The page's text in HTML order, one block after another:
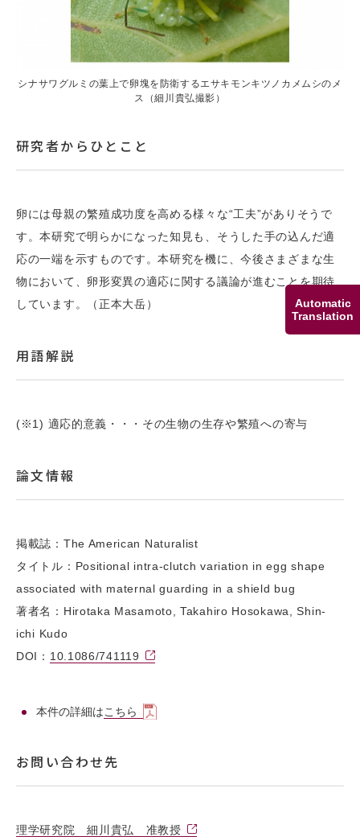
Automatic
Translation
シナサワグルミの葉上で卵塊を防衛するエサキモンキツノカメムシのメ
ス（細川貴弘撮影）
研究者からひとこと
卵には⺟親の繁殖成功度を⾼める様々な“工夫”がありそうで
す。本研究で明らかになった知⾒も、そうした手の込んだ適
応の⼀端を⽰すものです。本研究を機に、今後さまざまな⽣
物において、卵形変異の適応に関する議論が進むことを期待
しています。（正本⼤岳）
用語解説
(※1) 適応的意義・・・その生物の生存や繁殖への寄与
論文情報
掲載誌：The American Naturalist
タイトル：Positional intra-clutch variation in egg shape
associated with maternal guarding in a shield bug
著者名：Hirotaka Masamoto, Takahiro Hosokawa, Shin-
ichi Kudo
DOI： 10.1086/741119
本件の詳細はこちら
お問い合わせ先
理学研究院 細川貴弘 准教授